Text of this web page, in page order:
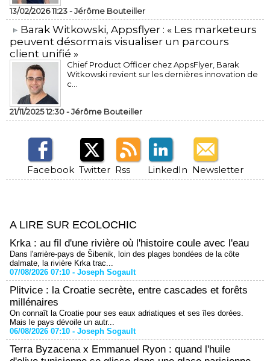
13/02/2026 11:23 -Jérôme Bouteiller
​Barak Witkowski, Appsflyer : « Les marketeurs
peuvent désormais visualiser un parcours
client unifié »
Chief Product Officer chez AppsFlyer, ​Barak
Witkowski revient sur les dernières innovation de
c...
21/11/2025 12:30 -Jérôme Bouteiller
Facebook Twitter Rss LinkedIn Newsletter
A LIRE SUR ECOLOCHIC
Krka : au fil d'une rivière où l'histoire coule avec l'eau
Dans l'arrière-pays de Šibenik, loin des plages bondées de la côte
dalmate, la rivière Krka trac...
07/08/2026 07:10 - Joseph Sogault
Plitvice : la Croatie secrète, entre cascades et forêts
millénaires
On connaît la Croatie pour ses eaux adriatiques et ses îles dorées.
Mais le pays dévoile un autr...
06/08/2026 07:10 - Joseph Sogault
Terra Byzacena x Emmanuel Ryon : quand l'huile